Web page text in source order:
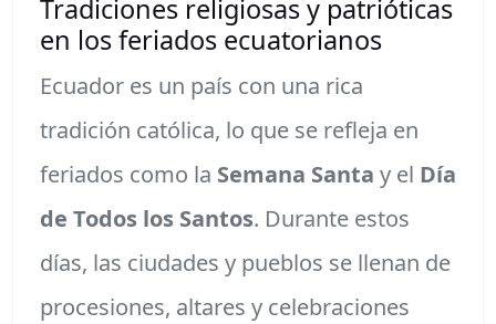
Tradiciones religiosas y patrióticas
en los feriados ecuatorianos
Ecuador es un país con una rica
tradición católica, lo que se refleja en
feriados como la Semana Santa y el Día
de Todos los Santos. Durante estos
días, las ciudades y pueblos se llenan de
procesiones, altares y celebraciones